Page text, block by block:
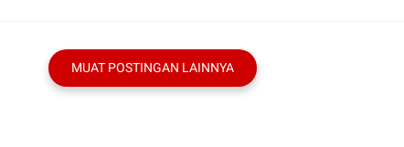
MUAT POSTINGAN LAINNYA